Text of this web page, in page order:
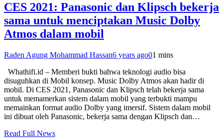
CES 2021: Panasonic dan Klipsch bekerja
sama untuk menciptakan Music Dolby
Atmos dalam mobil
Raden Agung Mohammad Hassan6 years ago01 mins
Whathifi.id – Memberi bukti bahwa teknologi audio bisa
disuguhkan di Mobil konsep. Music Dolby Atmos akan hadir di
mobil. Di CES 2021, Panasonic dan Klipsch telah bekerja sama
untuk memamerkan sistem dalam mobil yang terbukti mampu
memainkan format audio Dolby yang imersif. Sistem dalam mobil
ini dibuat oleh Panasonic, bekerja sama dengan Klipsch dan…
Read Full News